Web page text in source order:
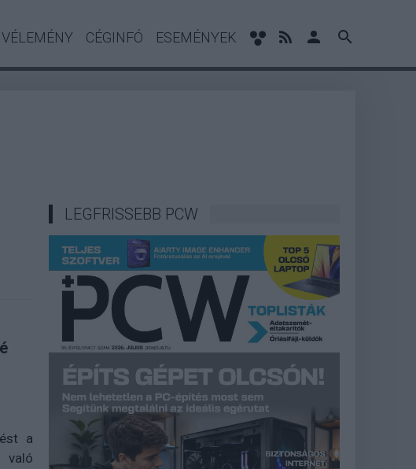
VÉLEMÉNY CÉGINFÓ ESEMÉNYEK
a
való
LEGFRISSEBB PCW